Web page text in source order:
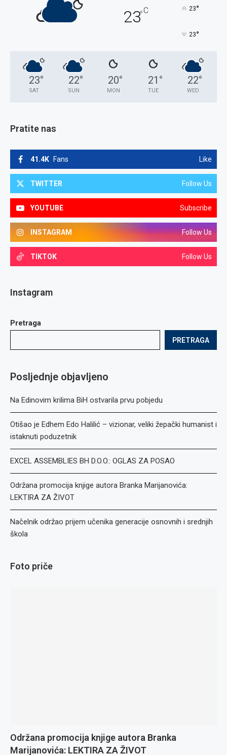
23°C 23°
23°
23°
SAT
22°
SUN
20°
MON
21 °
TUE
22°
WED
Pratite nas
41.4K Fans Like
TWITTER Follow Us
YOUTUBE Subscribe
INSTAGRAM Follow Us
TIKTOK Follow Us
Instagram
Pretraga
PRETRAGA
Posljednje objavljeno
Na Edinovim krilima BiH ostvarila prvu pobjedu
Otišao je Edhem Edo Halilić – vizionar, veliki žepački humanist i
istaknuti poduzetnik
EXCEL ASSEMBLIES BH D.O.O.: OGLAS ZA POSAO
Održana promocija knjige autora Branka Marijanovića:
LEKTIRA ZA ŽIVOT
Načelnik održao prijem učenika generacije osnovnih i srednjih
škola
Foto priče
Održana promocija knjige autora Branka
Marijanovića: LEKTIRA ZA ŽIVOT